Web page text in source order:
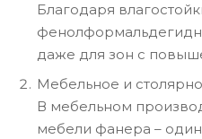
Благодаря
даже для зон с
Мебельное и
В мебельном
мебели фанера –